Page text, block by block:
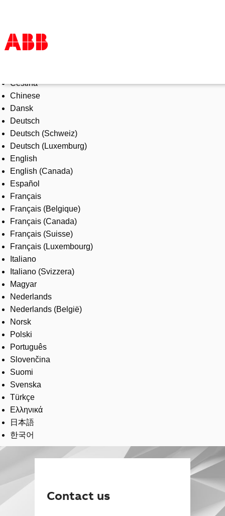
Products & Solutions
Industries
Services
About us
Where to buy
Contact us
Careers
Čeština
Chinese
Dansk
Deutsch
Deutsch (Schweiz)
Deutsch (Luxemburg)
English
English (Canada)
Español
Français
Français (Belgique)
Français (Canada)
Français (Suisse)
Français (Luxembourg)
Italiano
Italiano (Svizzera)
Magyar
Nederlands
Nederlands (België)
Norsk
Polski
Português
Slovenčina
Suomi
Svenska
Türkçe
Ελληνικά
日本語
한국어
Contact us